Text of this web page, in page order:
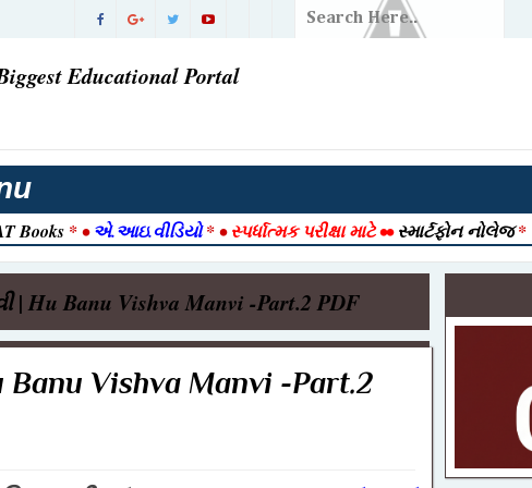
|
ગઈ
2026
આવી ગઈ
| Post
) ભરતી
Educational Portal
Books * •એ.આઇ.વીડિયો* •સ્પર્ધાત્મક પરીક્ષા માટે••સ્માર્ટફોન નોલેજ*
| Hu Banu Vishva Manvi -Part.2 PDF
Banu Vishva Manvi -Part.2